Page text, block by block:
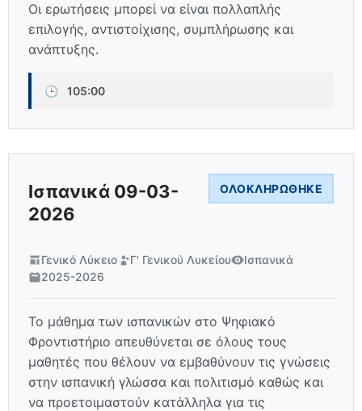
Οι ερωτήσεις μπορεί να είναι πολλαπλής
επιλογής, αντιστοίχισης, συμπλήρωσης και
ανάπτυξης.
🕒 105:00
Ισπανικά 09-03-
2026
ΟΛΟΚΛΗΡΏΘΗΚΕ
Γενικό Λύκειο Γ' Γενικού Λυκείου
Ισπανικά
2025-2026
Το μάθημα των ισπανικών στο Ψηφιακό
Φροντιστήριο απευθύνεται σε όλους τους
μαθητές που θέλουν να εμβαθύνουν τις γνώσεις
στην ισπανική γλώσσα και πολιτισμό καθώς και
να προετοιμαστούν κατάλληλα για τις